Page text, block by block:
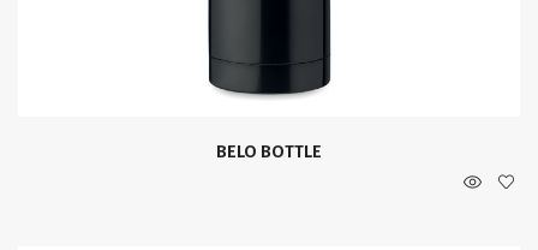
BELO BOTTLE